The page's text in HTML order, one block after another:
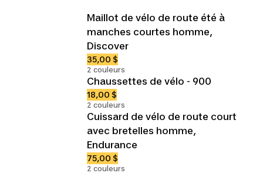
Maillot de vélo de route été à
manches courtes homme,
Discover
35,00 $
2 couleurs
Chaussettes de vélo - 900
18,00 $
2 couleurs
Cuissard de vélo de route court
avec bretelles homme,
Endurance
75,00 $
2 couleurs